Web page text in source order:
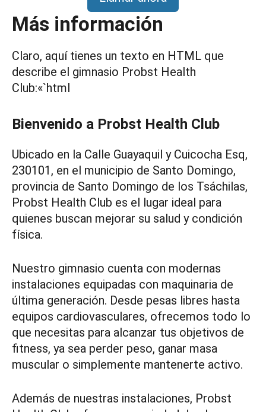
Más información
Claro, aquí tienes un texto en HTML que
describe el gimnasio Probst Health
Club:«`html
Bienvenido a Probst Health Club
Ubicado en la Calle Guayaquil y Cuicocha Esq,
230101, en el municipio de Santo Domingo,
provincia de Santo Domingo de los Tsáchilas,
Probst Health Club es el lugar ideal para
quienes buscan mejorar su salud y condición
física.
Nuestro gimnasio cuenta con modernas
instalaciones equipadas con maquinaria de
última generación. Desde pesas libres hasta
equipos cardiovasculares, ofrecemos todo lo
que necesitas para alcanzar tus objetivos de
fitness, ya sea perder peso, ganar masa
muscular o simplemente mantenerte activo.
Además de nuestras instalaciones, Probst